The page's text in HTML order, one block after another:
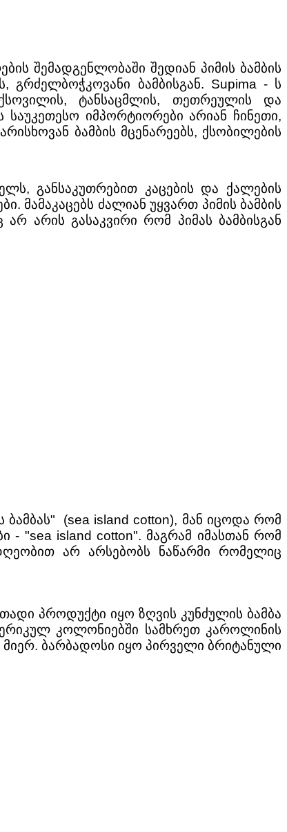
შემადგენლობაში შედიან პიმის ბამბის
გრძელბოჭკოვანი ბამბისგან. Supima - ს
ტანსაცმლის, თეთრეულის და
საუკეთესო იმპორტიორები არიან ჩინეთი,
ბამბის მცენარეებს, ქსობილების
განსაკუთრებით კაცების და ქალების
მამაკაცებს ძალიან უყვართ პიმის ბამბის
არის გასაკვირი რომ პიმას ბამბისგან
(sea island cotton), მან იცოდა რომ
- "sea island cotton". მაგრამ იმასთან რომ
არ არსებობს ნაწარმი რომელიც
პროდუქტი იყო ზღვის კუნძულის ბამბა
კოლონიებში სამხრეთ კაროლინის
ბარბადოსი იყო პირველი ბრიტანული